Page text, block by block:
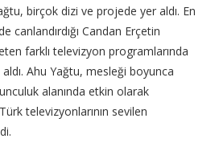
birçok dizi ve projede yer aldı. En
canlandırdığı Candan Erçetin
farklı televizyon programlarında
Ahu Yağtu, mesleği boyunca
alanında etkin olarak
televizyonlarının sevilen